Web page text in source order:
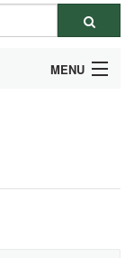
MENU